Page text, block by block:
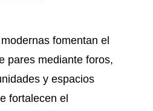
fomentan el
pares mediante foros,
y espacios
fortalecen el